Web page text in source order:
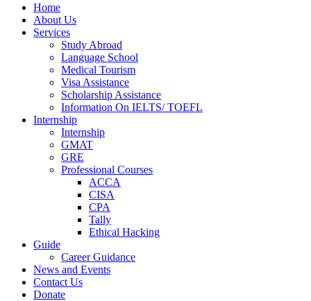
Home
About Us
Services
Study Abroad
Language School
Medical Tourism
Visa Assistance
Scholarship Assistance
Information On IELTS/ TOEFL
Internship
Internship
GMAT
GRE
Professional Courses
ACCA
CISA
CPA
Tally
Ethical Hacking
Guide
Career Guidance
News and Events
Contact Us
Donate